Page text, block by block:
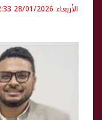
الأربعاء 28/01/2026 12:33 م